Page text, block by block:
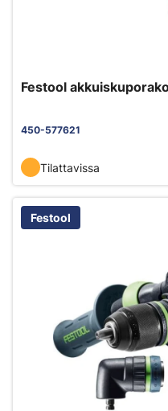
Festool
450-577621
Tilattavissa
Festool